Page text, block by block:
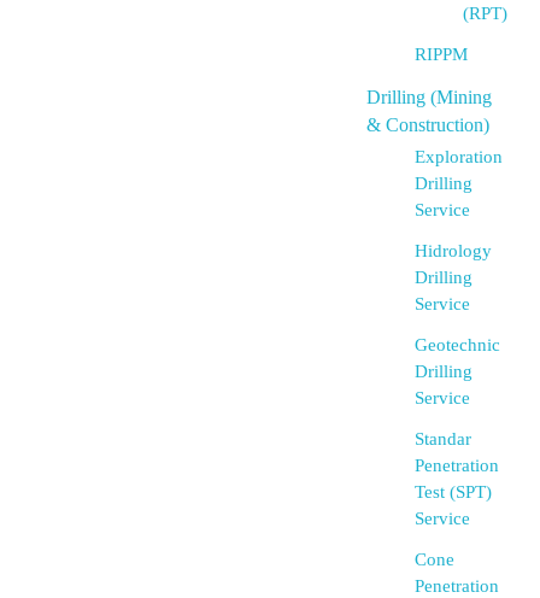
(RPT)
RIPPM
Drilling (Mining
& Construction)
Exploration
Drilling
Service
Hidrology
Drilling
Service
Geotechnic
Drilling
Service
Standar
Penetration
Test (SPT)
Service
Cone
Penetration